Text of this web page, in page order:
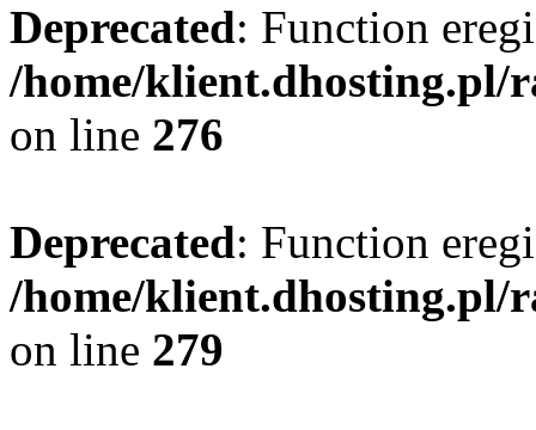
Deprecated: Function
/home/klient.dhosting.pl/
on line 276
Deprecated: Function
/home/klient.dhosting.pl/
on line 279